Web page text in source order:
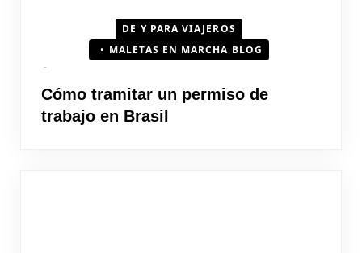
DE Y PARA VIAJEROS
MALETAS EN MARCHA BLOG
Cómo tramitar un permiso de
trabajo en Brasil